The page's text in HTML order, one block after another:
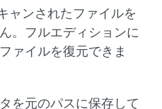
ャンされたファイルを
。フルエディションに
ァイルを復元できま
を元のパスに保存して